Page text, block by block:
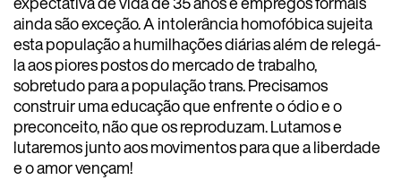
ainda são exceção. A intolerância homofóbica sujeita
esta população a humilhações diárias além de relegá-
la aos piores postos do mercado de trabalho,
sobretudo para a população trans. Precisamos
construir uma educação que enfrente o ódio e o
preconceito, não que os reproduzam. Lutamos e
lutaremos junto aos movimentos para que a liberdade
e o amor vençam!